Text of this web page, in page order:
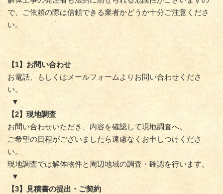
で、ご依頼の際は信頼できる業者かどうか十分ご注意くださ
い。
【1】お問い合わせ
お電話、もしくはメールフォームよりお問い合わせくださ
い。
▼
【2】現地調査
お問い合わせいただき、内容を確認して現地調査へ。
ご希望の日程がございましたら遠慮なくお申しつけくださ
い。
現地調査では解体物件と周辺地域の調査・確認を行います。
▼
【3】見積書の提出・ご契約